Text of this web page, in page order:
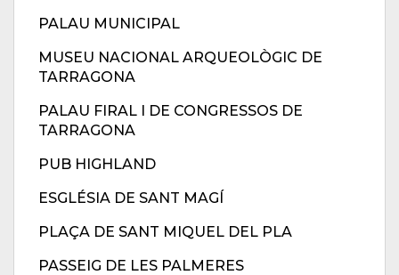
PALAU MUNICIPAL
MUSEU NACIONAL ARQUEOLÒGIC DE
TARRAGONA
PALAU FIRAL I DE CONGRESSOS DE
TARRAGONA
PUB HIGHLAND
ESGLÉSIA DE SANT MAGÍ
PLAÇA DE SANT MIQUEL DEL PLA
PASSEIG DE LES PALMERES